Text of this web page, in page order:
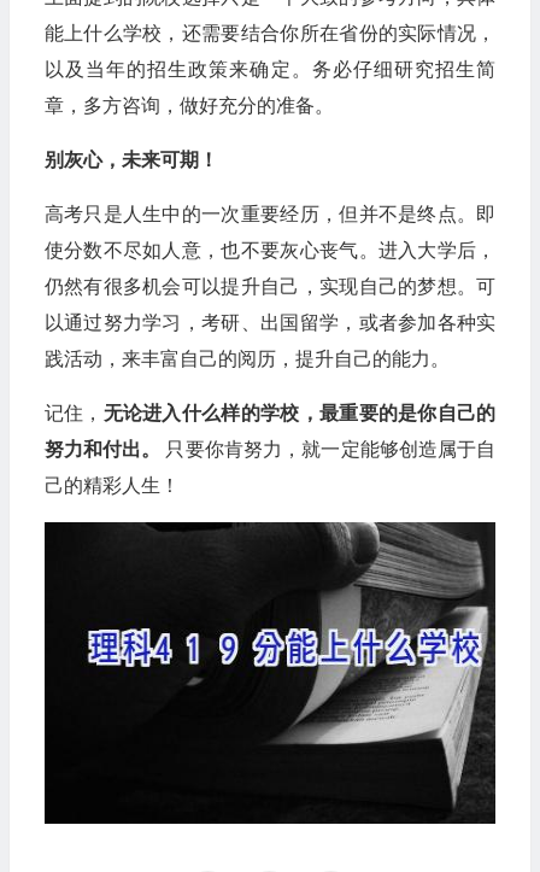
能上什么学校，还需要结合你所在省份的实际情况，
以及当年的招生政策来确定。务必仔细研究招生简
章，多方咨询，做好充分的准备。
别灰心，未来可期！
高考只是人生中的一次重要经历，但并不是终点。即
使分数不尽如人意，也不要灰心丧气。进入大学后，
仍然有很多机会可以提升自己，实现自己的梦想。可
以通过努力学习，考研、出国留学，或者参加各种实
践活动，来丰富自己的阅历，提升自己的能力。
记住， 无论进入什么样的学校，最重要的是你自己的
努力和付出。
只要你肯努力，就一定能够创造属于自
己的精彩人生！